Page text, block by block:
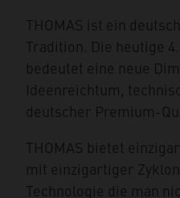
THOMAS ist ein
Tradition. Die heutige
bedeutet eine neue
Ideenreichtum,
deutscher Premium-
THOMAS bietet
mit einzigartiger
Technologie die man